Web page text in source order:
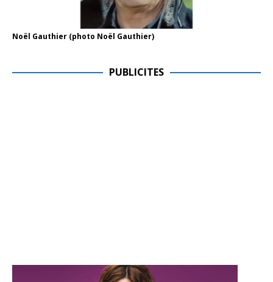
Noël Gauthier (photo Noël Gauthier)
PUBLICITES